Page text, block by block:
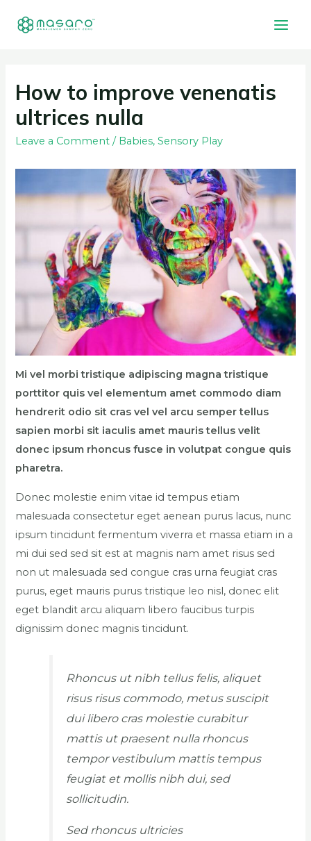
How to improve venenatis
ultrices nulla
Leave a Comment / Babies,Sensory Play
Mi vel morbi tristique adipiscing magna tristique
porttitor quis vel elementum amet commodo diam
hendrerit odio sit cras vel vel arcu semper tellus
sapien morbi sit iaculis amet mauris tellus velit
donec ipsum rhoncus fusce in volutpat congue quis
pharetra.
Donec molestie enim vitae id tempus etiam
malesuada consectetur eget aenean purus lacus, nunc
ipsum tincidunt fermentum viverra et massa etiam in a
mi dui sed sed sit est at magnis nam amet risus sed
non ut malesuada sed congue cras urna feugiat cras
purus, eget mauris purus tristique leo nisl, donec elit
eget blandit arcu aliquam libero faucibus turpis
dignissim donec magnis tincidunt.
Rhoncus ut nibh tellus felis, aliquet
risus risus commodo, metus suscipit
dui libero cras molestie curabitur
mattis ut praesent nulla rhoncus
tempor vestibulum mattis tempus
feugiat et mollis nibh dui, sed
sollicitudin.
Sed rhoncus ultricies